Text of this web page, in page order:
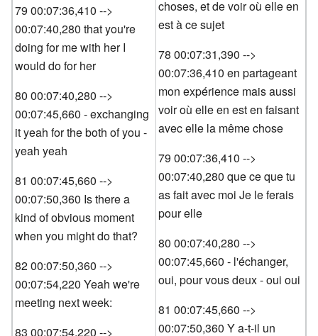
79 00:07:36,410 -->
00:07:40,280 that you're
doing for me with her I
would do for her
80 00:07:40,280 -->
00:07:45,660 - exchanging
it yeah for the both of you -
yeah yeah
81 00:07:45,660 -->
00:07:50,360 Is there a
kind of obvious moment
when you might do that?
82 00:07:50,360 -->
00:07:54,220 Yeah we're
meeting next week:
83 00:07:54,220 -->
choses, et de voir où elle en
est à ce sujet
78 00:07:31,390 -->
00:07:36,410 en partageant
mon expérience mais aussi
voir où elle en est en faisant
avec elle la même chose
79 00:07:36,410 -->
00:07:40,280 que ce que tu
as fait avec moi Je le ferais
pour elle
80 00:07:40,280 -->
00:07:45,660 - l'échanger,
oui, pour vous deux - oui oui
81 00:07:45,660 -->
00:07:50,360 Y a-t-il un